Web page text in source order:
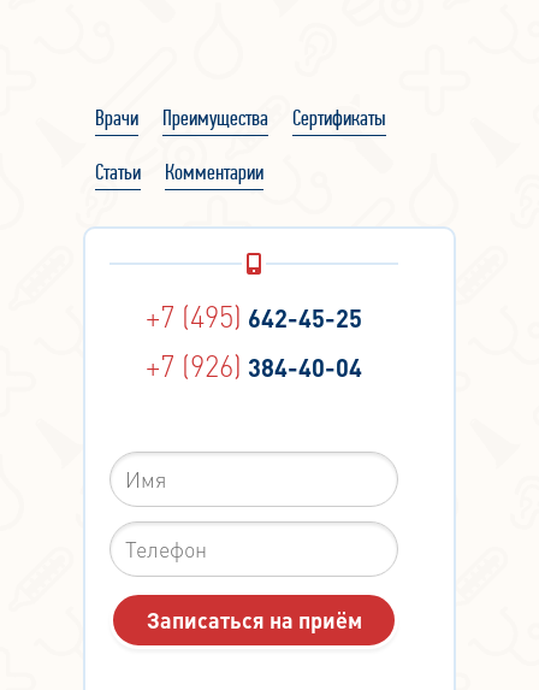
Врачи Преимущества Сертификаты
Статьи Комментарии
+7 (495) 642-45-25
+7 (926) 384-40-04